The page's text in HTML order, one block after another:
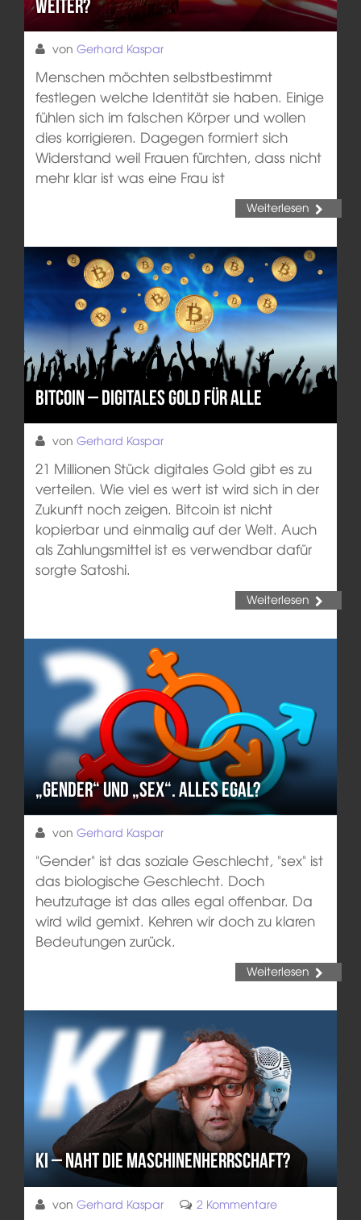
weiter?
von Gerhard Kaspar
Menschen möchten selbstbestimmt
festlegen welche Identität sie haben. Einige
fühlen sich im falschen Körper und wollen
dies korrigieren. Dagegen formiert sich
Widerstand weil Frauen fürchten, dass nicht
mehr klar ist was eine Frau ist
Weiterlesen
Bitcoin – Digitales Gold für alle
von Gerhard Kaspar
21 Millionen Stück digitales Gold gibt es zu
verteilen. Wie viel es wert ist wird sich in der
Zukunft noch zeigen. Bitcoin ist nicht
kopierbar und einmalig auf der Welt. Auch
als Zahlungsmittel ist es verwendbar dafür
sorgte Satoshi.
Weiterlesen
„gender“ und „sex“. Alles egal?
von Gerhard Kaspar
"Gender" ist das soziale Geschlecht, "sex" ist
das biologische Geschlecht. Doch
heutzutage ist das alles egal offenbar. Da
wird wild gemixt. Kehren wir doch zu klaren
Bedeutungen zurück.
Weiterlesen
KI – Naht die Maschinenherrschaft?
von Gerhard Kaspar 2 Kommentare